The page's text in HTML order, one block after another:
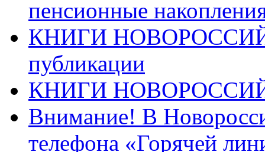
пенсионные
КНИГИ
публикации
КНИГИ
Внимание! В
телефона «Горячей